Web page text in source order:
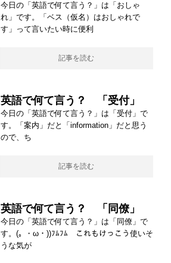
今日の「英語で何て言う？」は「おしゃ
れ」です。「ベス（仮名）はおしゃれで
す」って言いたい時に便利
記事を読む
英語で何て言う？ 「受付」
今日の「英語で何て言う？」は「受付」で
す。「案内」だと「information」だと思う
ので、ち
記事を読む
英語で何て言う？ 「同僚」
今日の「英語で何て言う？」は「同僚」で
す。(｡ ・ω・))ﾌﾑﾌﾑ これもけっこう使いそ
うな気が